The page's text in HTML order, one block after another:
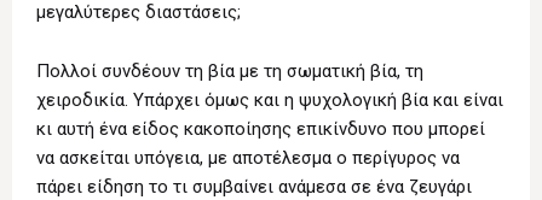
μεγαλύτερες διαστάσεις;
Πολλοί συνδέουν τη βία με τη σωματική βία, τη
χειροδικία. Υπάρχει όμως και η ψυχολογική βία και είναι
κι αυτή ένα είδος κακοποίησης επικίνδυνο που μπορεί
να ασκείται υπόγεια, με αποτέλεσμα ο περίγυρος να
πάρει είδηση το τι συμβαίνει ανάμεσα σε ένα ζευγάρι